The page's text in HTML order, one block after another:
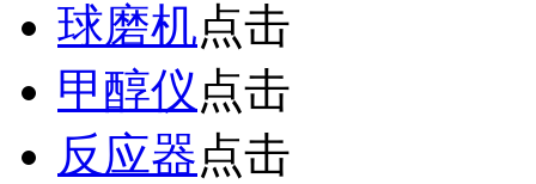
球磨机点击
甲醇仪点击
反应器点击